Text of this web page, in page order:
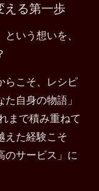
える第一歩
いう想いを、
らこそ、レシピ
自身の物語」
まで積み重ねて
えた経験こそ
のサービス」に